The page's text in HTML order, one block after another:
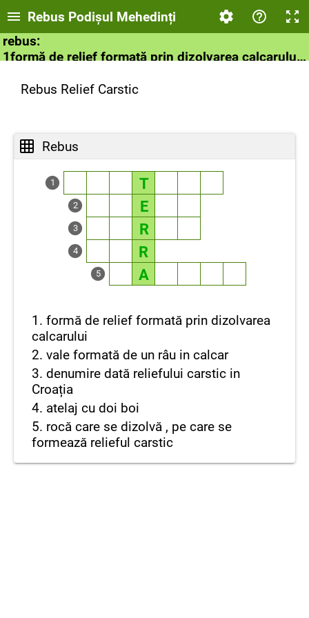
Rebus Podișul Mehedinți
rebus:
1formă de relief formată prin dizolvarea calcarului ;
3 denumire dată reliefului carstic in Croația;
Rebus Relief Carstic
Rebus
1 T
2 E
3 R
4 R
5 A
1. formă de relief formată prin dizolvarea
calcarului
2. vale formată de un râu in calcar
3. denumire dată reliefului carstic in
Croația
4. atelaj cu doi boi
5. rocă care se dizolvă , pe care se
formează relieful carstic